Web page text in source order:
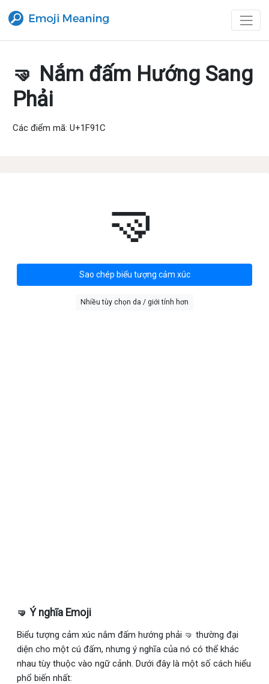
🤜 Nắm đấm Hướng Sang
Phải
Các điểm mã: U+1F91C
🤜
Sao chép biểu tượng cảm xúc
Nhiều tùy chọn da / giới tính hơn
🤜 Ý nghĩa Emoji
Biểu tượng cảm xúc nắm đấm hướng phải 🤜 thường đại
diện cho một cú đấm, nhưng ý nghĩa của nó có thể khác
nhau tùy thuộc vào ngữ cảnh. Dưới đây là một số cách hiểu
phổ biến nhất: